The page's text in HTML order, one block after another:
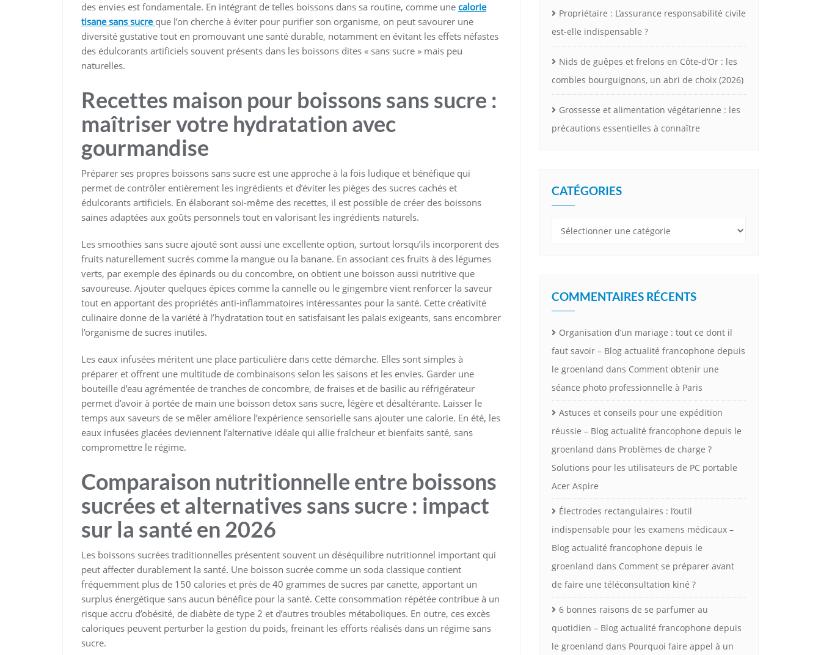
des envies est fondamentale. En intégrant de telles boissons dans sa routine, comme une calorie
tisane sans sucre que l’on cherche à éviter pour purifier son organisme, on peut savourer une
diversité gustative tout en promouvant une santé durable, notamment en évitant les effets néfastes
des édulcorants artificiels souvent présents dans les boissons dites « sans sucre » mais peu
naturelles.
Recettes maison pour boissons sans sucre :
maîtriser votre hydratation avec
gourmandise
Préparer ses propres boissons sans sucre est une approche à la fois ludique et bénéfique qui
permet de contrôler entièrement les ingrédients et d’éviter les pièges des sucres cachés et
édulcorants artificiels. En élaborant soi-même des recettes, il est possible de créer des boissons
saines adaptées aux goûts personnels tout en valorisant les ingrédients naturels.
Les smoothies sans sucre ajouté sont aussi une excellente option, surtout lorsqu’ils incorporent des
fruits naturellement sucrés comme la mangue ou la banane. En associant ces fruits à des légumes
verts, par exemple des épinards ou du concombre, on obtient une boisson aussi nutritive que
savoureuse. Ajouter quelques épices comme la cannelle ou le gingembre vient renforcer la saveur
tout en apportant des propriétés anti-inflammatoires intéressantes pour la santé. Cette créativité
culinaire donne de la variété à l’hydratation tout en satisfaisant les palais exigeants, sans encombrer
l’organisme de sucres inutiles.
Les eaux infusées méritent une place particulière dans cette démarche. Elles sont simples à
préparer et offrent une multitude de combinaisons selon les saisons et les envies. Garder une
bouteille d’eau agrémentée de tranches de concombre, de fraises et de basilic au réfrigérateur
permet d’avoir à portée de main une boisson detox sans sucre, légère et désaltérante. Laisser le
temps aux saveurs de se mêler améliore l’expérience sensorielle sans ajouter une calorie. En été, les
eaux infusées glacées deviennent l’alternative idéale qui allie fraîcheur et bienfaits santé, sans
compromettre le régime.
Comparaison nutritionnelle entre boissons
sucrées et alternatives sans sucre : impact
sur la santé en 2026
Les boissons sucrées traditionnelles présentent souvent un déséquilibre nutritionnel important qui
peut affecter durablement la santé. Une boisson sucrée comme un soda classique contient
fréquemment plus de 150 calories et près de 40 grammes de sucres par canette, apportant un
surplus énergétique sans aucun bénéfice pour la santé. Cette consommation répétée contribue à un
risque accru d’obésité, de diabète de type 2 et d’autres troubles métaboliques. En outre, ces excès
caloriques peuvent perturber la gestion du poids, freinant les efforts réalisés dans un régime sans
sucre.
Propriétaire : L’assurance responsabilité civile
est-elle indispensable ?
Nids de guêpes et frelons en Côte-d’Or : les
combles bourguignons, un abri de choix (2026)
Grossesse et alimentation végétarienne : les
précautions essentielles à connaître
CATÉGORIES
Catégories
COMMENTAIRES RÉCENTS
Organisation d’un mariage : tout ce dont il
faut savoir – Blog actualité francophone depuis
le groenland dans Comment obtenir une
séance photo professionnelle à Paris
Astuces et conseils pour une expédition
réussie – Blog actualité francophone depuis le
groenland dans Problèmes de charge ?
Solutions pour les utilisateurs de PC portable
Acer Aspire
Électrodes rectangulaires : l’outil
indispensable pour les examens médicaux –
Blog actualité francophone depuis le
groenland dans Comment se préparer avant
de faire une téléconsultation kiné ?
6 bonnes raisons de se parfumer au
quotidien – Blog actualité francophone depuis
le groenland dans Pourquoi faire appel à un